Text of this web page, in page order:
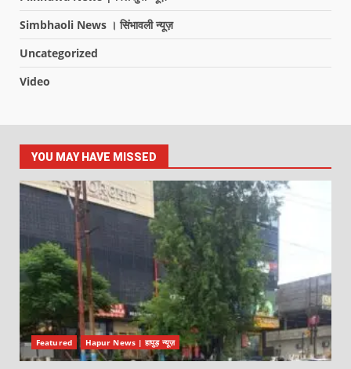
Simbhaoli News । सिंभावली न्यूज़
Uncategorized
Video
YOU MAY HAVE MISSED
Featured Hapur News | हापुड़ न्यूज़